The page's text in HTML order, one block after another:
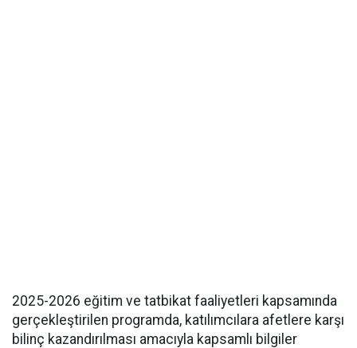
2025-2026 eğitim ve tatbikat faaliyetleri kapsamında
gerçekleştirilen programda, katılımcılara afetlere karşı
bilinç kazandırılması amacıyla kapsamlı bilgiler